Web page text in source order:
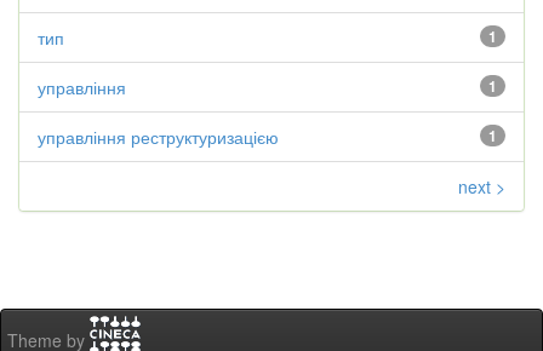
1
тип
1
управління
1
управління реструктуризацією
next >
Theme by